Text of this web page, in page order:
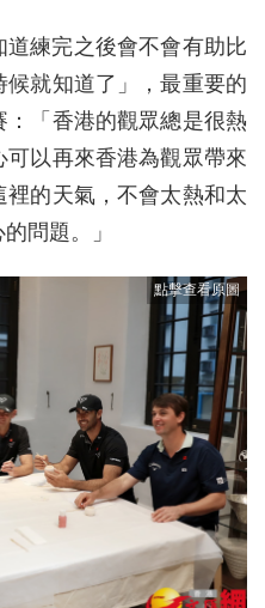
練完之後會不會有助比
就知道了」，最重要的
「香港的觀眾總是很熱
以再來香港為觀眾帶來
的天氣，不會太熱和太
問題。」